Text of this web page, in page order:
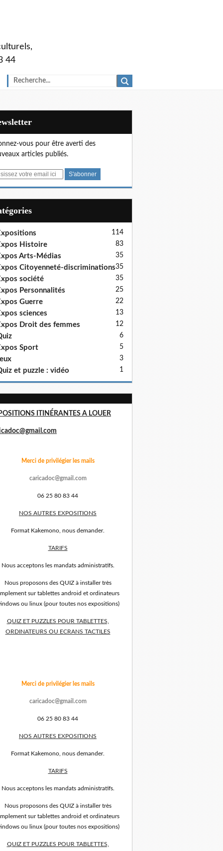
44
vous pour être averti des
articles publiés.
114
Histoire 83
Arts-Médias 35
Citoyenneté-discriminations35
société 35
Personnalités 25
Guerre 22
sciences 13
Droit des femmes 12
6
Sport 5
3
et puzzle : vidéo 1
ITINÉRANTES A LOUER
Merci de privilégier les mails
caricadoc@gmail.com
06 25 80 83 44
NOS AUTRES EXPOSITIONS
Format Kakemono, nous demander.
TARIFS
Nous acceptons les mandats administratifs.
Nous proposons des QUIZ à installer très
sur tablettes android et ordinateurs
ou linux (pour toutes nos expositions)
QUIZ ET PUZZLES POUR TABLETTES,
ORDINATEURS OU ECRANS TACTILES
Merci de privilégier les mails
caricadoc@gmail.com
06 25 80 83 44
NOS AUTRES EXPOSITIONS
Format Kakemono, nous demander.
TARIFS
Nous acceptons les mandats administratifs.
Nous proposons des QUIZ à installer très
sur tablettes android et ordinateurs
ou linux (pour toutes nos expositions)
QUIZ ET PUZZLES POUR TABLETTES,